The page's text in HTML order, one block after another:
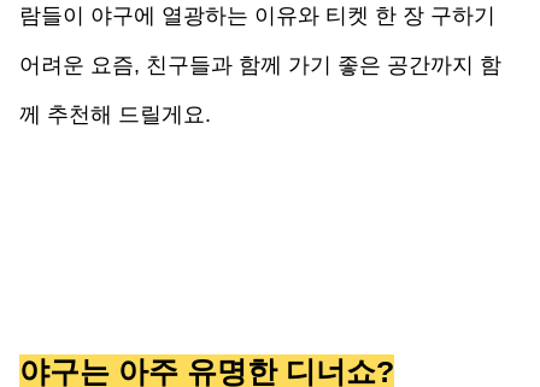
람들이 야구에 열광하는 이유와 티켓 한 장 구하기
어려운 요즘, 친구들과 함께 가기 좋은 공간까지 함
께 추천해 드릴게요.
야구는 아주 유명한 디너쇼?